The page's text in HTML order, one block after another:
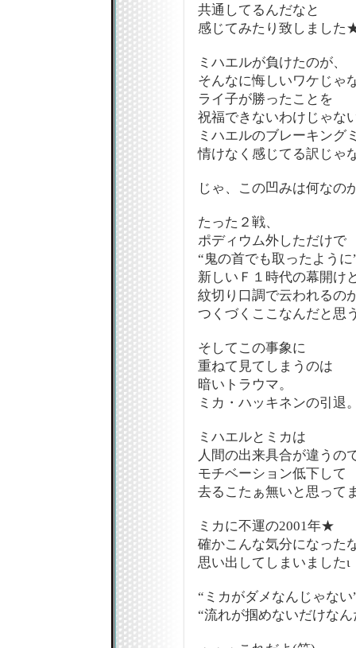
共通してるんだなと
感じてみたり致しました
ミハエルが負けたのが、
そんなに悔しいワケじゃ
ライ子が勝ったことを
祝福できないわけじゃな
ミハエルのブレーキング
情けなく感じてる訳じゃ
じゃ、この凹みは何なの
たった２戦、
ポディウム外しただけで
“鬼の首でも取ったように
新しいＦ１時代の幕開け
紋切り口調で云われるの
つくづくここなんだと思
そしてこの事象に
重ねて見てしまうのは
暗いトラウマ。
ミカ・ハッキネンの引退
ミハエルとミカは
人間の出来具合が違うの
モチベーション低下して
去るこたぁ無いと思って
ミカに不運の2001年★
確かこんな気分になった
思い出してしまいましたι
“ミカがダメなんじゃない
“流れが掴めないだけな